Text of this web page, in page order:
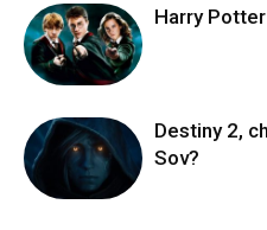
Harry
Destiny 2,
Sov?